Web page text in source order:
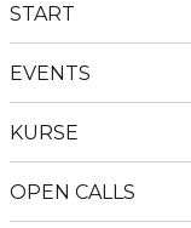
START
EVENTS
KURSE
OPEN CALLS